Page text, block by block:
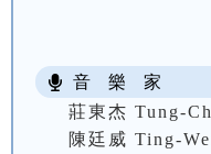
音 樂 家
莊東杰 Tung-
陳廷威 Ting-